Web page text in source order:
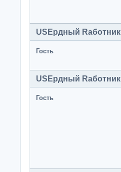
USEрдный Rаботник
Гость
USEрдный Rаботник
Гость